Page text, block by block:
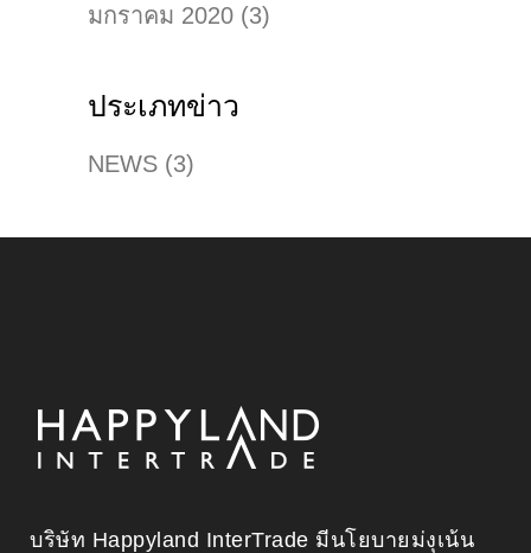
มกราคม 2020 (3)
ประเภทข่าว
NEWS (3)
บริษัท Happyland InterTrade มีนโยบายม่งุเน้น